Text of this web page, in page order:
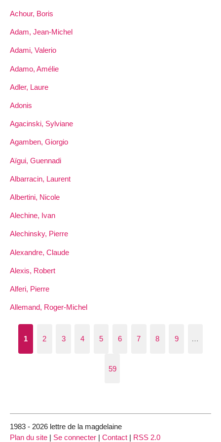
Achour, Boris
Adam, Jean-Michel
Adami, Valerio
Adamo, Amélie
Adler, Laure
Adonis
Agacinski, Sylviane
Agamben, Giorgio
Aïgui, Guennadi
Albarracin, Laurent
Albertini, Nicole
Alechine, Ivan
Alechinsky, Pierre
Alexandre, Claude
Alexis, Robert
Alferi, Pierre
Allemand, Roger-Michel
1 2 3 4 5 6 7 8 9 …
59
1983 - 2026 lettre de la magdelaine
Plan du site | Se connecter | Contact | RSS 2.0